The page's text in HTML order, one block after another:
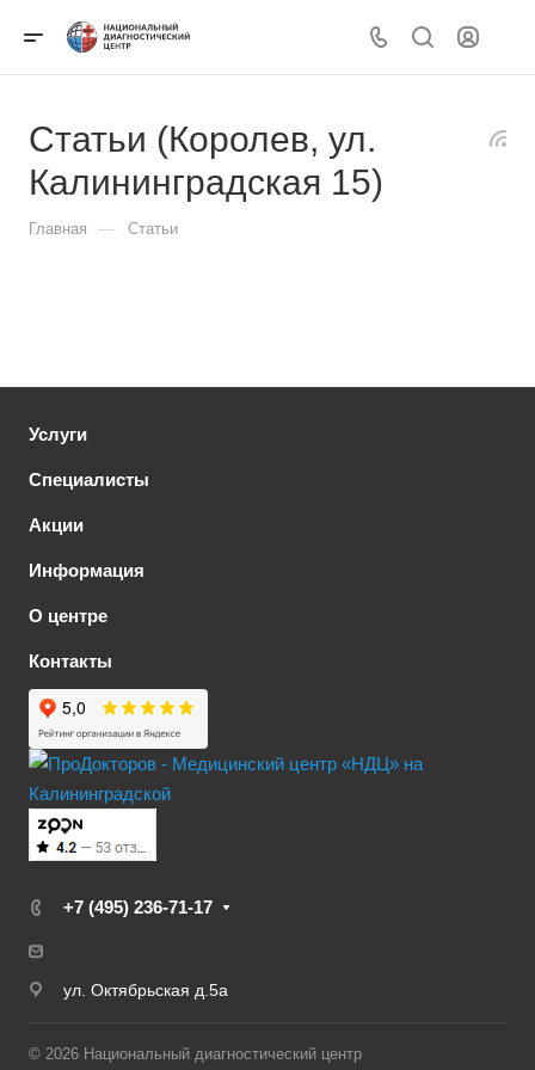
Статьи (Королев, ул.
Калининградская 15)
Главная — Статьи
Услуги
Специалисты
Акции
Информация
О центре
Контакты
+7 (495) 236-71-17
ул. Октябрьская д.5а
© 2026 Национальный диагностический центр